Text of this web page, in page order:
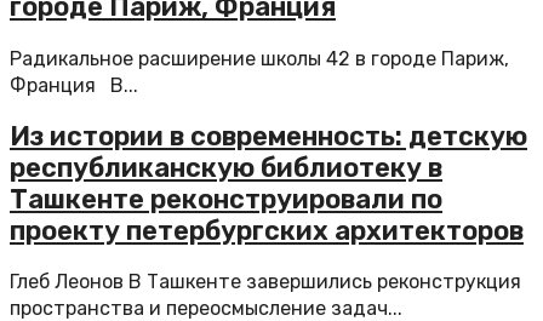
городе Париж, Франция
Радикальное расширение школы 42 в городе Париж,
Франция В...
Из истории в современность: детскую
республиканскую библиотеку в
Ташкенте реконструировали по
проекту петербургских архитекторов
Глеб Леонов В Ташкенте завершились реконструкция
пространства и переосмысление задач...